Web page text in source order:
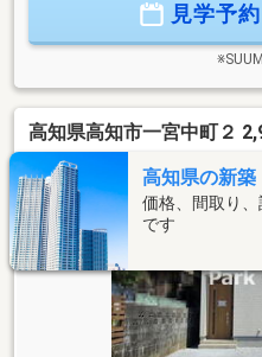
見学予
高知県高知市一宮中町２
高知県の新
価格、間取り
です